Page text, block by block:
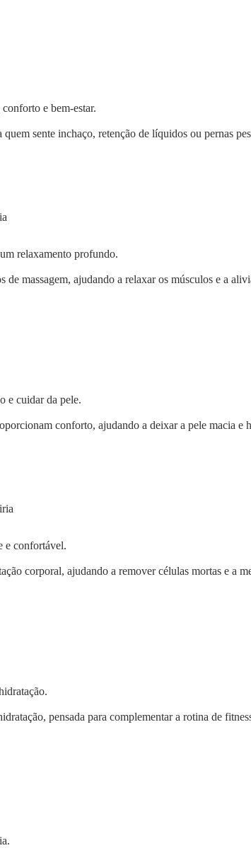
e bem-estar.
sente inchaço, retenção de líquidos ou pernas
relaxamento profundo.
massagem, ajudando a relaxar os músculos e a
e cuidar da pele.
conforto, ajudando a deixar a pele macia e
e confortável.
corporal, ajudando a remover células mortas e a
pensada para complementar a rotina de